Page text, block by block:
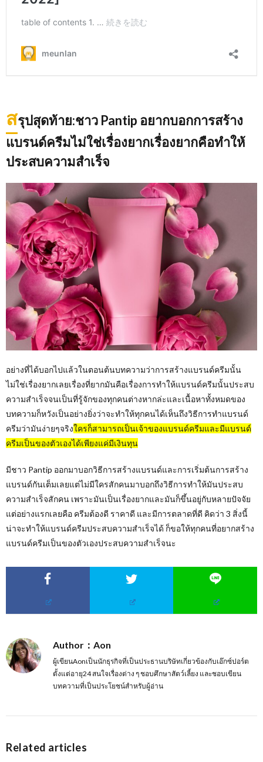
สรุปสุดท้าย:ชาว Pantip อยากบอกการสร้าง
แบรนด์ครีมไม่ใช่เรื่องยากเรื่องยากคือทำให้
ประสบความสำเร็จ
อย่างที่ได้บอกไปแล้วในตอนต้นบทความว่าการสร้างแบรนด์ครีมนั้น
ไม่ใช่เรื่องยากเลยเรื่องที่ยากมันคือเรื่องการทำให้แบรนด์ครีมนั้นประสบ
ความสำเร็จจนเป็นที่รู้จักของทุกคนต่างหากล่ะและเนื้อหาทั้งหมดของ
บทความก็หวังเป็นอย่างยิ่งว่าจะทำให้ทุกคนได้เห็นถึงวิธีการทำแบรนด์
ครีมว่ามันง่ายๆจริงใครก็สามารถเป็นเจ้าของแบรนด์ครีมและมีแบรนด์
ครีมเป็นของตัวเองได้เพียงแค่มีเงินทุน
มีชาว Pantip ออกมาบอกวิธีการสร้างแบรนด์และการเริ่มต้นการสร้าง
แบรนด์กันเต็มเลยแต่ไม่มีใครสักคนมาบอกถึงวิธีการทำให้มันประสบ
ความสำเร็จสักคน เพราะมันเป็นเรื่องยากและมันก็ขึ้นอยู่กับหลายปัจจัย
แต่อย่างแรกเลยคือ ครีมต้องดี ราคาดี และมีการตลาดที่ดี คิดว่า 3 สิ่งนี้
น่าจะทำให้แบรนด์ครีมประสบความสำเร็จได้ ก็ขอให้ทุกคนที่อยากสร้าง
แบรนด์ครีมเป็นของตัวเองประสบความสำเร็จนะ
Author：Aon
ผู้เขียนAonเป็นนักธุรกิจที่เป็นประธานบริษัทเกี่ยวข้องกับเอ๊กซ์ปอร์ต
ตั้งแต่อายุ24 สนใจเรื่องต่าง ๆ ชอบศึกษาสัตว์เลี้ยง และชอบเขียน
บทความที่เป็นประโยชน์สำหรับผู้อ่าน
Related articles